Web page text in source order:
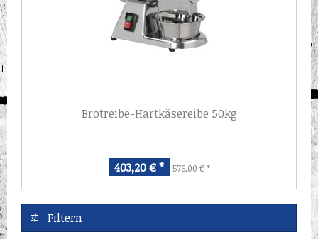
Brotreibe-Hartkäsereibe 50kg
403,20 € * 576,00 € *
Filtern